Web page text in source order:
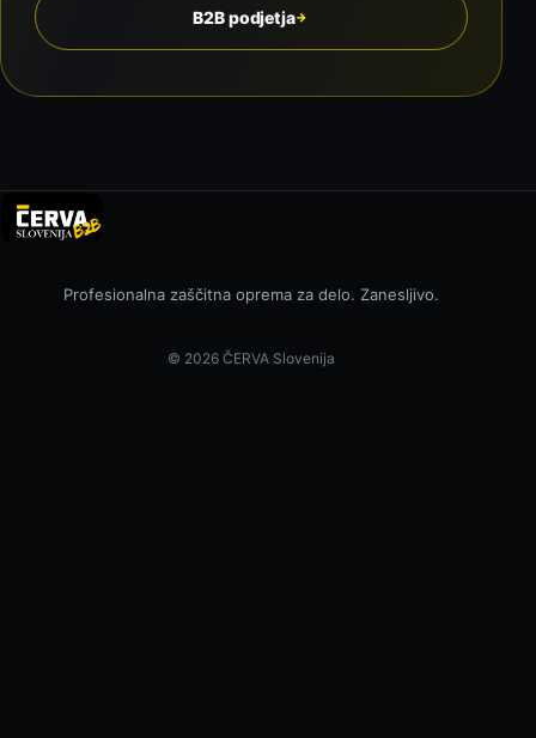
B2B podjetja→
Profesionalna zaščitna oprema za delo. Zanesljivo.
© 2026 ČERVA Slovenija